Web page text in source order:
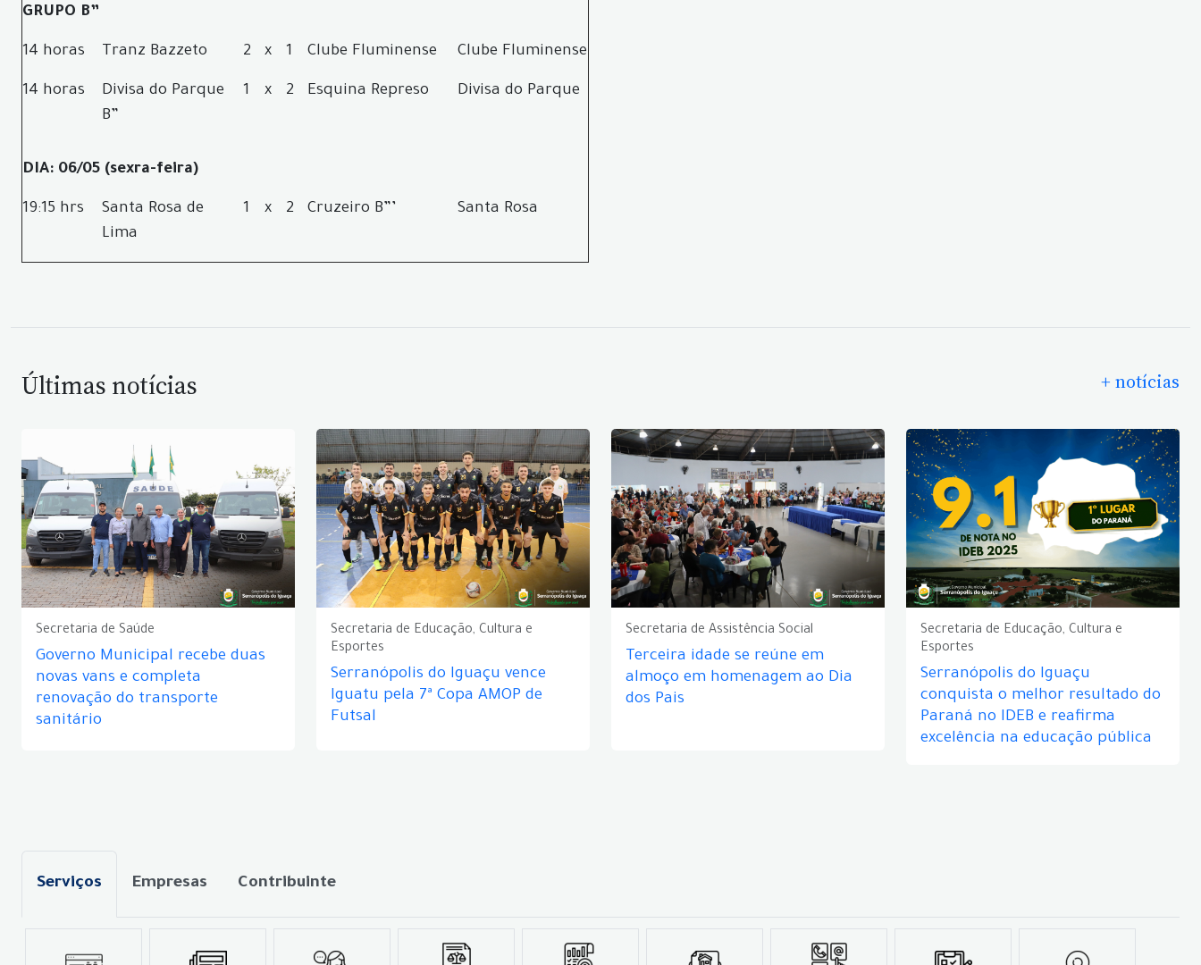
GRUPO B”
14 horas Tranz Bazzeto 2 x 1 Clube Fluminense Clube Fluminense
14 horas
Divisa do Parque
B”
1 x 2 Esquina Represo Divisa do Parque
DIA: 06/05 (sexra-feira)
19:15 hrs
Santa Rosa de
Lima
1 x 2 Cruzeiro B”’ Santa Rosa
Últimas notícias + notícias
Secretaria de Saúde
Governo Municipal recebe duas
novas vans e completa
renovação do transporte
sanitário
Secretaria de Educação, Cultura e
Esportes
Serranópolis do Iguaçu vence
Iguatu pela 7ª Copa AMOP de
Futsal
Secretaria de Assistência Social
Terceira idade se reúne em
almoço em homenagem ao Dia
dos Pais
Secretaria de Educação, Cultura e
Esportes
Serranópolis do Iguaçu
conquista o melhor resultado do
Paraná no IDEB e reafirma
excelência na educação pública
Serviços Empresas Contribuinte